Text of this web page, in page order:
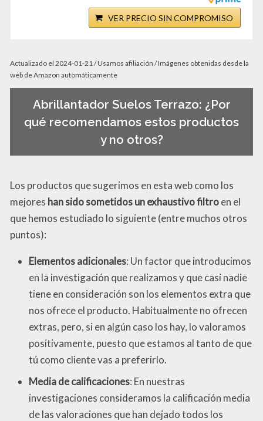
VER PRECIO SIN COMPROMISO
Actualizado el 2024-01-21 / Usamos afiliación / Imágenes obtenidas desde la
web de Amazon automáticamente
Abrillantador Suelos Terrazo: ¿Por
qué recomendamos estos productos
y no otros?
Los productos que sugerimos en esta web como los
mejores han sido sometidos un exhaustivo filtroen el
que hemos estudiado lo siguiente (entre muchos otros
puntos):
Elementos adicionales: Un factor que introducimos
en la investigación que realizamos y que casi nadie
tiene en consideración son los elementos extra que
nos ofrece el producto. Habitualmente no ofrecen
extras, pero, si en algún caso los hay, lo valoramos
positivamente, puesto que estamos al tanto de que
tú como cliente vas a preferirlo.
Media de calificaciones: En nuestras
investigaciones consideramos la calificación media
de las valoraciones que han dejado todos los